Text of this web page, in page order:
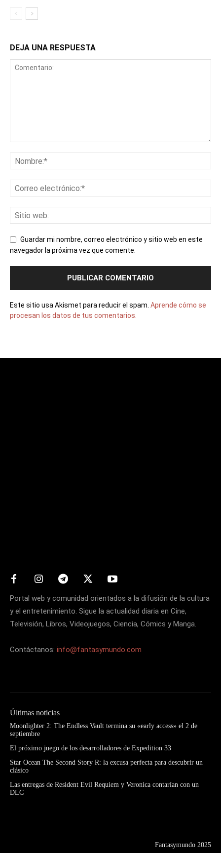
DEJA UNA RESPUESTA
Guardar mi nombre, correo electrónico y sitio web en este
navegador la próxima vez que comente.
Este sitio usa Akismet para reducir el spam. Aprende cómo se
procesan los datos de tus comentarios.
Portal web y comunidad orientados a la difusión de la cultura
y el entretenimiento. Sigue la actualidad diaria en Cine,
Televisión, Libros, Videojuegos, Ciencia, Cómics y Manga.
Contáctanos: info@fantasymundo.com
Últimas noticias
Moonlighter 2: The Endless Vault termina su «early access» el 2 de
septiembre
El próximo juego de los desarrolladores de Expedition 33
Star Ocean The Second Story R: la excusa perfecta para descubrir un
clásico
Las entregas de Resident Evil Requiem y Veronica contarían con un
DLC
Fantasymundo 2025